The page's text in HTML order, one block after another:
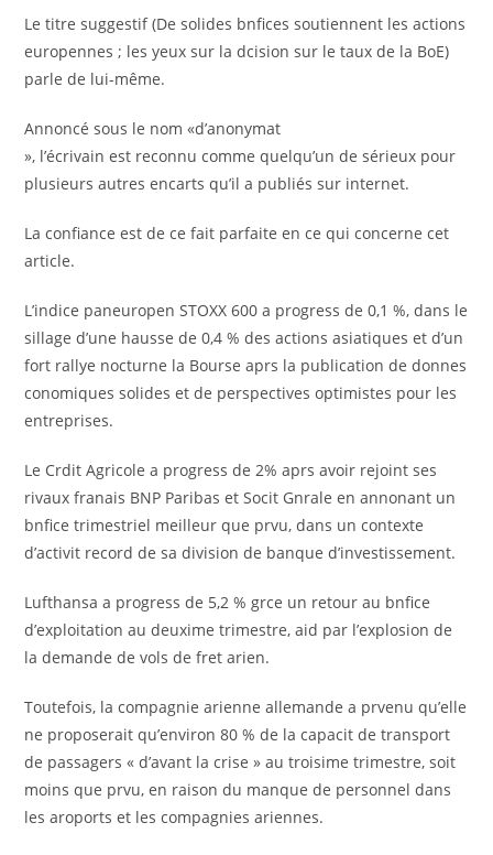
Le titre suggestif (De solides bnfices soutiennent les actions
europennes ; les yeux sur la dcision sur le taux de la BoE)
parle de lui-même.
Annoncé sous le nom «d’anonymat
», l’écrivain est reconnu comme quelqu’un de sérieux pour
plusieurs autres encarts qu’il a publiés sur internet.
La confiance est de ce fait parfaite en ce qui concerne cet
article.
L’indice paneuropen STOXX 600 a progress de 0,1 %, dans le
sillage d’une hausse de 0,4 % des actions asiatiques et d’un
fort rallye nocturne la Bourse aprs la publication de donnes
conomiques solides et de perspectives optimistes pour les
entreprises.
Le Crdit Agricole a progress de 2% aprs avoir rejoint ses
rivaux franais BNP Paribas et Socit Gnrale en annonant un
bnfice trimestriel meilleur que prvu, dans un contexte
d’activit record de sa division de banque d’investissement.
Lufthansa a progress de 5,2 % grce un retour au bnfice
d’exploitation au deuxime trimestre, aid par l’explosion de
la demande de vols de fret arien.
Toutefois, la compagnie arienne allemande a prvenu qu’elle
ne proposerait qu’environ 80 % de la capacit de transport
de passagers « d’avant la crise » au troisime trimestre, soit
moins que prvu, en raison du manque de personnel dans
les aroports et les compagnies ariennes.